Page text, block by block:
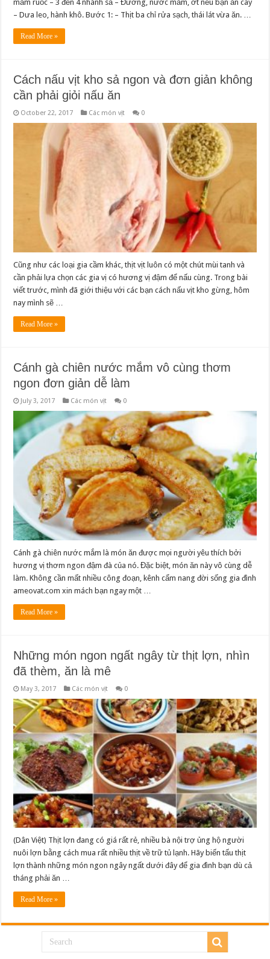
mắm ruốc – 3 đến 4 nhánh sả – Đường, nước mắm, ớt nếu bạn ăn cay
– Dưa leo, hành khô. Bước 1: – Thịt ba chỉ rửa sạch, thái lát vừa ăn. …
Read More »
Cách nấu vịt kho sả ngon và đơn giản không
cần phải giỏi nấu ăn
October 22, 2017 Các món vịt 0
Cũng như các loại gia cầm khác, thịt vịt luôn có một chút mùi tanh và
cần phải lựa chọn các gia vị có hương vị đậm để nấu cùng. Trong bài
viết trước, mình đã giới thiệu với các bạn cách nấu vịt kho gừng, hôm
nay mình sẽ …
Read More »
Cánh gà chiên nước mắm vô cùng thơm
ngon đơn giản dễ làm
July 3, 2017 Các món vịt 0
Cánh gà chiên nước mắm là món ăn được mọi người yêu thích bởi
hương vị thơm ngon đậm đà của nó. Đặc biệt, món ăn này vô cùng dễ
làm. Không cần mất nhiều công đoạn, kênh cẩm nang đời sống gia đình
ameovat.com xin mách bạn ngay một …
Read More »
Những món ngon ngất ngây từ thịt lợn, nhìn
đã thèm, ăn là mê
May 3, 2017 Các món vịt 0
(Dân Việt) Thịt lợn đang có giá rất rẻ, nhiều bà nội trợ ủng hộ người
nuôi lợn bằng cách mua rất nhiều thịt về trữ tủ lạnh. Hãy biến tấu thịt
lợn thành những món ngon ngây ngất dưới đây để gia đình bạn dù cả
tháng phải ăn …
Read More »